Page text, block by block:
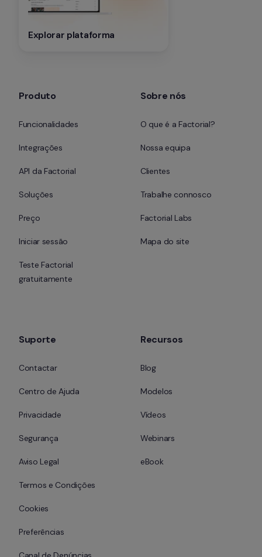
Explorar plataforma
Produto
Funcionalidades
Integrações
API da Factorial
Soluções
Preço
Iniciar sessão
Teste Factorial
gratuitamente
Sobre nós
O que é a Factorial?
Nossa equipa
Clientes
Trabalhe connosco
Factorial Labs
Mapa do site
Suporte
Contactar
Centro de Ajuda
Privacidade
Segurança
Aviso Legal
Termos e Condições
Cookies
Preferências
Recursos
Blog
Modelos
Vídeos
Webinars
eBook